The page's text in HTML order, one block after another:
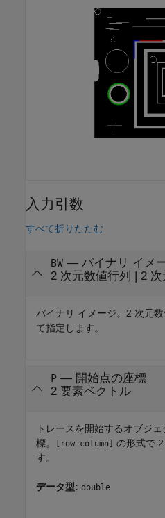
入力引数
すべて折りたたむ
BW— バイナリ イメ
2 次元数値行列
2 次
バイナリ イメージ。2 次元
て指定します。
P— 開始点の座標
2 要素ベクトル
トレースを開始するオブジ
標。
[row column] の形式で
す。
データ型: double